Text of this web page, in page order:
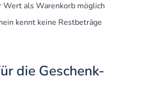
Wert als Warenkorb möglich
kennt keine Restbeträge
die Geschenk-